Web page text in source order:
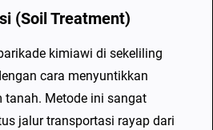
(Soil Treatment)
kimiawi di sekeliling
cara menyuntikkan
tanah. Metode ini sangat
jalur transportasi rayap dari